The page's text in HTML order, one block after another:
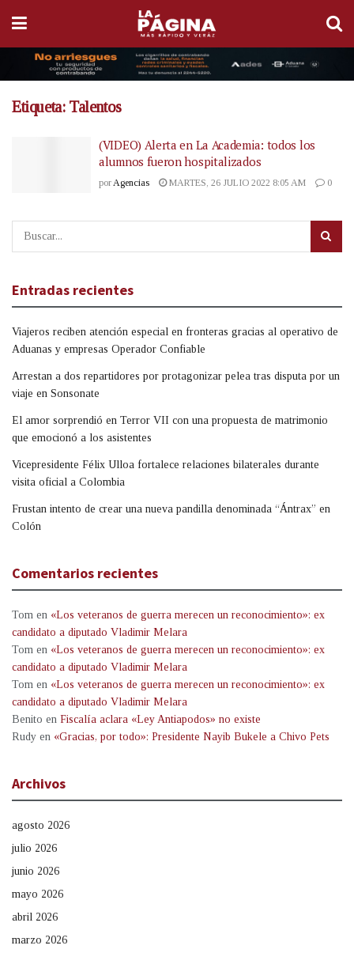
Etiqueta: Talentos
(VIDEO) Alerta en La Academia: todos los
alumnos fueron hospitalizados
por Agencias MARTES, 26 JULIO 2022 8:05 AM 0
Entradas recientes
Viajeros reciben atención especial en fronteras gracias al operativo de
Aduanas y empresas Operador Confiable
Arrestan a dos repartidores por protagonizar pelea tras disputa por un
viaje en Sonsonate
El amor sorprendió en Terror VII con una propuesta de matrimonio
que emocionó a los asistentes
Vicepresidente Félix Ulloa fortalece relaciones bilaterales durante
visita oficial a Colombia
Frustan intento de crear una nueva pandilla denominada “Ántrax” en
Colón
Comentarios recientes
Tom en «Los veteranos de guerra merecen un reconocimiento»: ex
candidato a diputado Vladimir Melara
Tom en «Los veteranos de guerra merecen un reconocimiento»: ex
candidato a diputado Vladimir Melara
Tom en «Los veteranos de guerra merecen un reconocimiento»: ex
candidato a diputado Vladimir Melara
Benito en Fiscalía aclara «Ley Antiapodos» no existe
Rudy en «Gracias, por todo»: Presidente Nayib Bukele a Chivo Pets
Archivos
agosto 2026
julio 2026
junio 2026
mayo 2026
abril 2026
marzo 2026